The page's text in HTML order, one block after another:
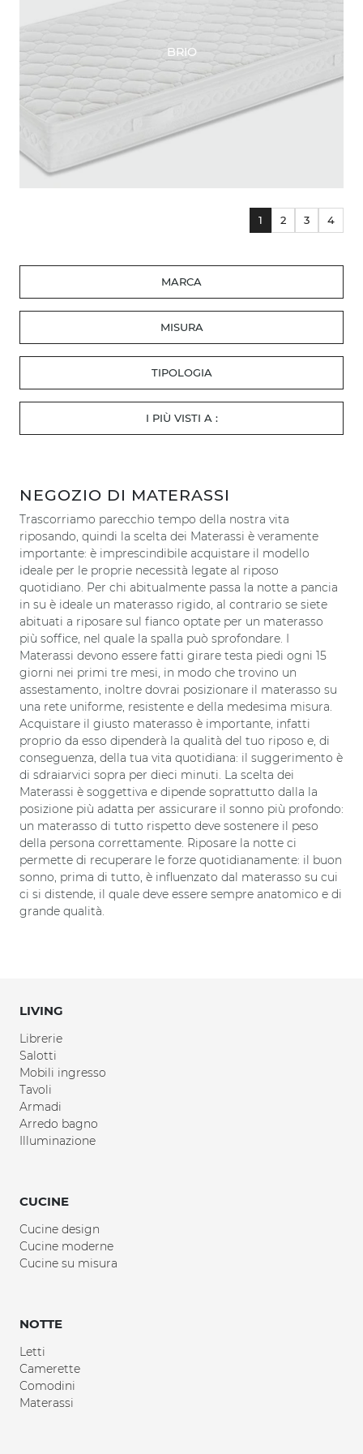
MARCA
MISURA
TIPOLOGIA
I PIÙ VISTI A :
1 2 3 4
BRIO
NEGOZIO DI MATERASSI
Trascorriamo parecchio tempo della nostra vita
riposando, quindi la scelta dei Materassi è veramente
importante: è imprescindibile acquistare il modello
ideale per le proprie necessità legate al riposo
quotidiano. Per chi abitualmente passa la notte a pancia
in su è ideale un materasso rigido, al contrario se siete
abituati a riposare sul fianco optate per un materasso
più soffice, nel quale la spalla può sprofondare. I
Materassi devono essere fatti girare testa piedi ogni 15
giorni nei primi tre mesi, in modo che trovino un
assestamento, inoltre dovrai posizionare il materasso su
una rete uniforme, resistente e della medesima misura.
Acquistare il giusto materasso è importante, infatti
proprio da esso dipenderà la qualità del tuo riposo e, di
conseguenza, della tua vita quotidiana: il suggerimento è
di sdraiarvici sopra per dieci minuti. La scelta dei
Materassi è soggettiva e dipende soprattutto dalla la
posizione più adatta per assicurare il sonno più profondo:
un materasso di tutto rispetto deve sostenere il peso
della persona correttamente. Riposare la notte ci
permette di recuperare le forze quotidianamente: il buon
sonno, prima di tutto, è influenzato dal materasso su cui
ci si distende, il quale deve essere sempre anatomico e di
grande qualità.
LIVING
Librerie
Salotti
Mobili ingresso
Tavoli
Armadi
Arredo bagno
Illuminazione
CUCINE
Cucine design
Cucine moderne
Cucine su misura
NOTTE
Letti
Camerette
Comodini
Materassi